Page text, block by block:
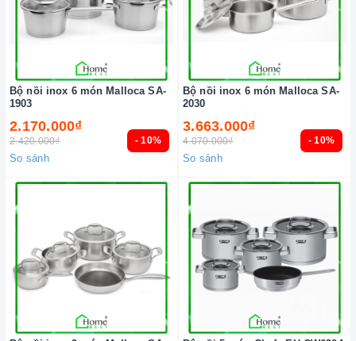
- 10%
Bộ nồi inox 6 món Malloca SA-
1903
2.170.000₫
2.420.000₫
So sánh
- 10%
Bộ nồi inox 6 món Malloca SA-
2030
3.663.000₫
4.070.000₫
So sánh